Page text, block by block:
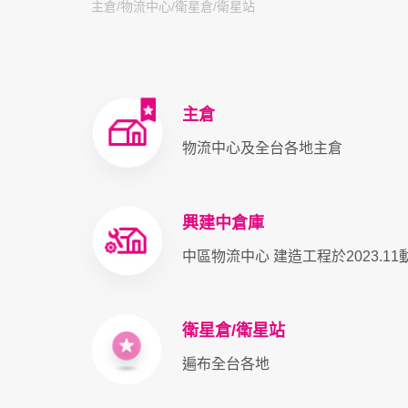
主倉/物流中心/衛星倉/衛星站
主倉
物流中心及全台各地主倉
興建中倉庫
中區物流中心 建造工程於2023.11
衛星倉/衛星站
遍布全台各地